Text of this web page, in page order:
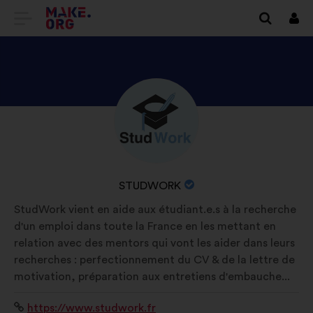
IDŹ
GŁÓWNEJ
MAKE.ORG
się
ODKRYJ
NAZWA
ORGANIZACJI:
STUDWORK
Życiorys:
StudWork vient en aide aux étudiant.e.s à la recherche
d'un emploi dans toute la France en les mettant en
relation avec des mentors qui vont les aider dans leurs
recherches : perfectionnement du CV & de la lettre de
motivation, préparation aux entretiens d'embauche...
Strona
https://www.studwork.fr